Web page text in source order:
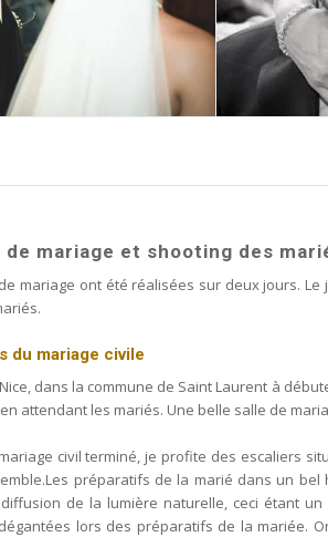
de mariage et shooting des
mariage ont été réalisées sur deux jours.
du mariage civile
dans la commune de Saint Laurent à
attendant les mariés. Une belle salle de
civil terminé, je profite des escaliers
préparatifs de la marié dans un
de la lumière naturelle, ceci étant
lors des préparatifs de la mariée.